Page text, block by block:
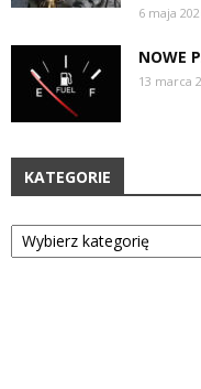
6 maja
NOWE
13 marca
KATEGORIE
Kategorie